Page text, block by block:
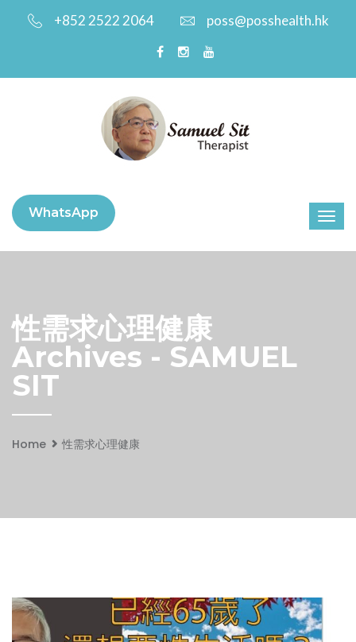
+852 2522 2064 poss@posshealth.hk
WhatsApp
性需求心理健康
Archives - SAMUEL
SIT
Home 性需求心理健康